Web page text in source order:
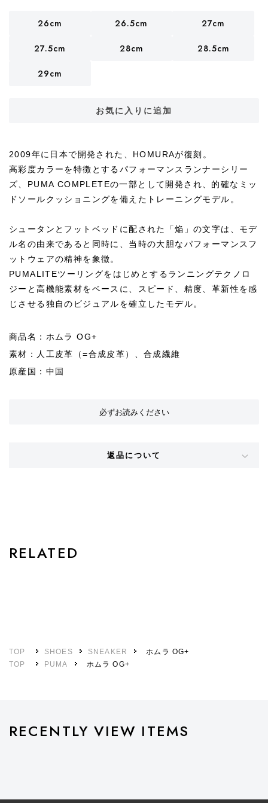
26cm 26.5cm 27cm
27.5cm 28cm 28.5cm
29cm
お気に入りに追加
2009年に日本で開発された、HOMURAが復刻。
高彩度カラーを特徴とするパフォーマンスランナーシリー
ズ、PUMA COMPLETEの一部として開発され、的確なミッ
ドソールクッショニングを備えたトレーニングモデル。
シュータンとフットベッドに配された「焔」の文字は、モデ
ル名の由来であると同時に、当時の大胆なパフォーマンスフ
ットウェアの精神を象徴。
PUMALITEツーリングをはじめとするランニングテクノロ
ジーと高機能素材をベースに、スピード、精度、革新性を感
じさせる独自のビジュアルを確立したモデル。
商品名：ホムラ OG+
素材：人工皮革（=合成皮革）、合成繊維
原産国：中国
必ずお読みください
返品について
RELATED
TOP SHOES SNEAKER
ホムラ OG+
TOP
PUMA ホムラ OG+
RECENTLY VIEW ITEMS